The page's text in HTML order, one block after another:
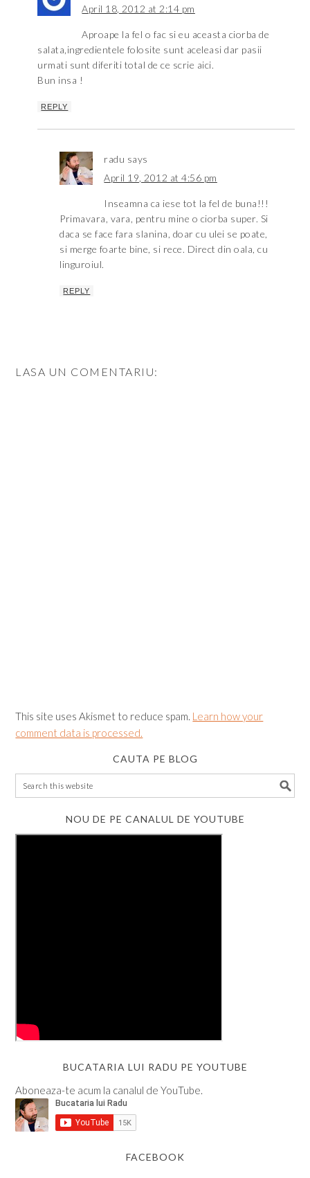
April 18, 2012 at 2:14 pm
Aproape la fel o fac si eu aceasta ciorba de
salata,ingredientele folosite sunt aceleasi dar pasii
urmati sunt diferiti total de ce scrie aici.
Bun insa !
REPLY
radu says
April 19, 2012 at 4:56 pm
Inseamna ca iese tot la fel de buna!!!
Primavara, vara, pentru mine o ciorba super. Si
daca se face fara slanina, doar cu ulei se poate,
si merge foarte bine, si rece. Direct din oala, cu
linguroiul.
REPLY
LASA UN COMENTARIU:
This site uses Akismet to reduce spam. Learn how your
comment data is processed.
CAUTA PE BLOG
NOU DE PE CANALUL DE YOUTUBE
BUCATARIA LUI RADU PE YOUTUBE
Aboneaza-te acum la canalul de YouTube.
FACEBOOK